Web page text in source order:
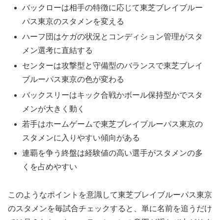
バックローは相手の特徴に応じて東芝ブレイブルー
パス東京のスタメンを変える
ハーフ団はケガの状況とコンディション管理がスタ
メン選考に直結する
センターは攻撃型と守備型のバランスで東芝ブレイ
ブルーパス東京の色が変わる
バックスリーはキック合戦かボール保持型かでスタ
メンが大きく動く
若手はホームゲームで東芝ブレイブルーパス東京の
スタメンに入りやすい傾向がある
連覇を争う終盤は経験値の高い選手がスタメンの多
くを占めやすい
このようなポイントを意識して東芝ブレイブルーパス東京
のスタメンを毎試合チェックすると、単に名前を追うだけ